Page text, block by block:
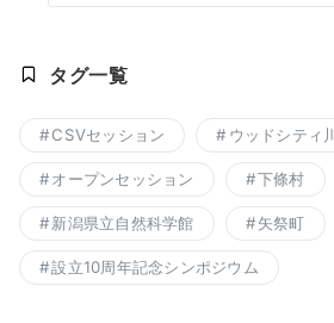
タグ一覧
CSVセッション ウッドシティ
オープンセッション 下條村
新潟県立自然科学館 矢祭町
設立10周年記念シンポジウム